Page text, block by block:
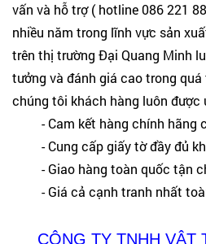
vấn và hỗ trợ ( hotline 086 221
nhiều năm trong lĩnh vực sản
trên thị trường Đại Quang Minh
tưởng và đánh giá cao trong
chúng tôi khách hàng luôn được
- Cam kết hàng chính hãng
- Cung cấp giấy tờ đầy đủ
- Giao hàng toàn quốc tận
- Giá cả cạnh tranh nhất
CÔNG TY TNHH VẬT